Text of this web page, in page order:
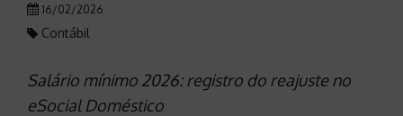
16/02/2026
Contábil
Salário mínimo 2026: registro do reajuste no
eSocial Doméstico